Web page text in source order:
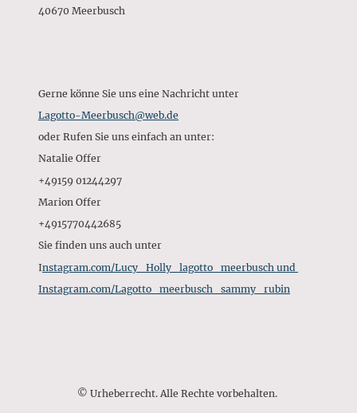
40670 Meerbusch
Gerne könne Sie uns eine Nachricht unter
Lagotto-Meerbusch@web.de
oder Rufen Sie uns einfach an unter:
Natalie Offer
+49159 01244297
Marion Offer
+4915770442685
Sie finden uns auch unter
Instagram.com/Lucy_Holly_lagotto_meerbusch und
Instagram.com/Lagotto_meerbusch_sammy_rubin
© Urheberrecht. Alle Rechte vorbehalten.